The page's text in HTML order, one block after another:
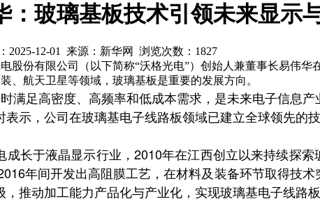
：玻璃基板技术引领未来显示
2025-12-01 来源：新华网 浏览次数： 1827
股份有限公司（以下简称“沃格光电”）创始人兼董事长易伟
、航天卫星等领域，玻璃基板是重要的发展方向。
足高密度、高频率和低成本需求，是未来电子信息产
示，公司在玻璃基电子线路板领域已建立全球领先
于液晶显示行业，2010年在江西创立以来持续探索
年间开发出高阻膜工艺，在材料及装备环节取得技
推动加工能力产品化与产业化，实现玻璃基电子线路板